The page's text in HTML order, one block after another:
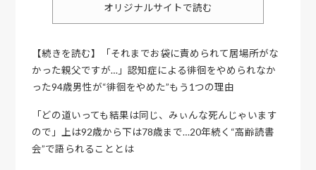
オリジナルサイトで読む
【続きを読む】「それまでお袋に責められて居場所がな
かった親父ですが…」認知症による徘徊をやめられなか
った94歳男性が“徘徊をやめた”もう1つの理由
「どの道いっても結果は同じ、みぃんな死んじゃいます
ので」上は92歳から下は78歳まで…20年続く“高齢読書
会”で語られることとは